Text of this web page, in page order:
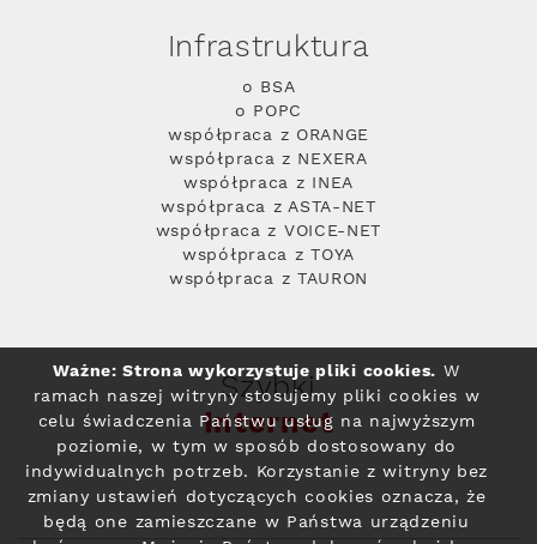
Infrastruktura
o BSA
o POPC
współpraca z ORANGE
współpraca z NEXERA
współpraca z INEA
współpraca z ASTA-NET
współpraca z VOICE-NET
współpraca z TOYA
współpraca z TAURON
Szybki
Internet
Ważne: Strona wykorzystuje pliki cookies. W
ramach naszej witryny stosujemy pliki cookies w
celu świadczenia Państwu usług na najwyższym
poziomie, w tym w sposób dostosowany do
indywidualnych potrzeb. Korzystanie z witryny bez
zmiany ustawień dotyczących cookies oznacza, że
będą one zamieszczane w Państwa urządzeniu